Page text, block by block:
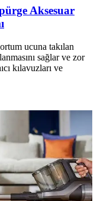
Aksesuar
ucuna takılan
sağlar ve zor
kılavuzları ve